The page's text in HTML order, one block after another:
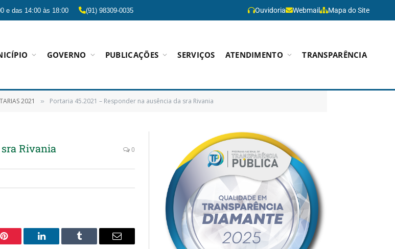
e das 14:00 às 18:00 (91) 98309-0035 Ouvidoria Webmail Mapa do Site
GOVERNO PUBLICAÇÕES SERVIÇOS ATENDIMENTO TRANSPARÊNCIA
2021 » Portaria 45.2021 – Responder na ausência da sra Rivania
Rivania 0
Pinterest LinkedIn Tumblr Email